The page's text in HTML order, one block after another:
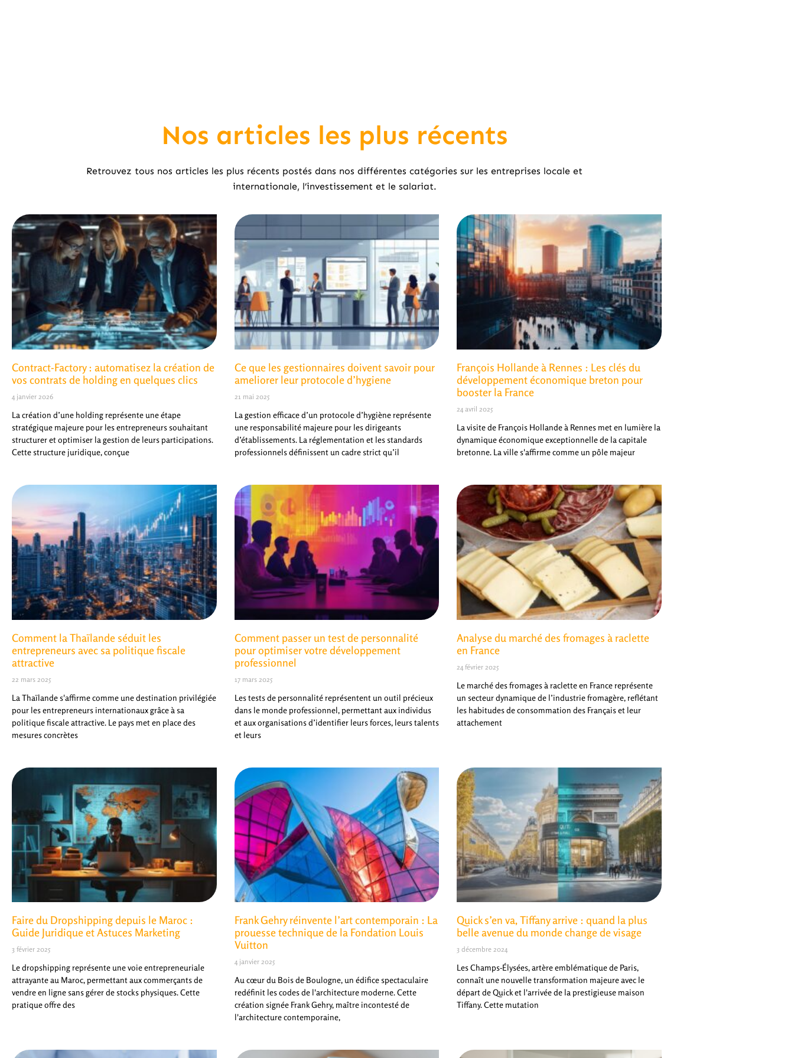
Nos articles les plus récents
Retrouvez tous nos articles les plus récents postés dans nos différentes catégories sur les entreprises locale et
internationale, l’investissement et le salariat.
Contract-Factory : automatisez la création de
vos contrats de holding en quelques clics
4 janvier 2026
La création d’une holding représente une étape
stratégique majeure pour les entrepreneurs souhaitant
structurer et optimiser la gestion de leurs participations.
Cette structure juridique, conçue
Ce que les gestionnaires doivent savoir pour
ameliorer leur protocole d’hygiene
21 mai 2025
La gestion efficace d’un protocole d’hygiène représente
une responsabilité majeure pour les dirigeants
d’établissements. La réglementation et les standards
professionnels définissent un cadre strict qu’il
François Hollande à Rennes : Les clés du
développement économique breton pour
booster la France
24 avril 2025
La visite de François Hollande à Rennes met en lumière la
dynamique économique exceptionnelle de la capitale
bretonne. La ville s'affirme comme un pôle majeur
Comment la Thaïlande séduit les
entrepreneurs avec sa politique fiscale
attractive
22 mars 2025
La Thaïlande s'affirme comme une destination privilégiée
pour les entrepreneurs internationaux grâce à sa
politique fiscale attractive. Le pays met en place des
mesures concrètes
Comment passer un test de personnalité
pour optimiser votre développement
professionnel
17 mars 2025
Les tests de personnalité représentent un outil précieux
dans le monde professionnel, permettant aux individus
et aux organisations d’identifier leurs forces, leurs talents
et leurs
Analyse du marché des fromages à raclette
en France
24 février 2025
Le marché des fromages à raclette en France représente
un secteur dynamique de l’industrie fromagère, reflétant
les habitudes de consommation des Français et leur
attachement
Faire du Dropshipping depuis le Maroc :
Guide Juridique et Astuces Marketing
3 février 2025
Le dropshipping représente une voie entrepreneuriale
attrayante au Maroc, permettant aux commerçants de
vendre en ligne sans gérer de stocks physiques. Cette
pratique offre des
Frank Gehry réinvente l’art contemporain : La
prouesse technique de la Fondation Louis
Vuitton
4 janvier 2025
Au cœur du Bois de Boulogne, un édifice spectaculaire
redéfinit les codes de l'architecture moderne. Cette
création signée Frank Gehry, maître incontesté de
l'architecture contemporaine,
Quick s’en va, Tiffany arrive : quand la plus
belle avenue du monde change de visage
3 décembre 2024
Les Champs-Élysées, artère emblématique de Paris,
connaît une nouvelle transformation majeure avec le
départ de Quick et l'arrivée de la prestigieuse maison
Tiffany. Cette mutation